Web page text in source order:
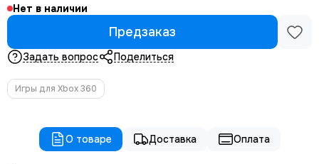
Нет в наличии
Предзаказ
Задать вопрос Поделиться
Игры для Xbox 360
О товаре Доставка Оплата